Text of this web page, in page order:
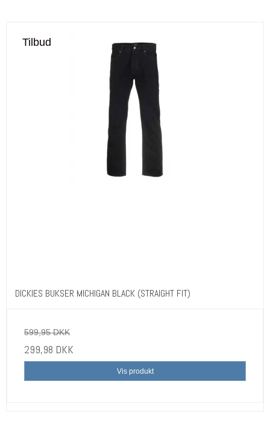
Tilbud
DICKIES BUKSER MICHIGAN BLACK (STRAIGHT FIT)
599,95 DKK
299,98 DKK
Vis produkt